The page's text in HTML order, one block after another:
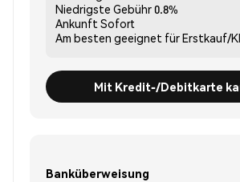
Niedrigste Gebühr0.8%
Ankunft Sofort
Am besten geeignet fürErstkauf/
Mit Kredit-/Debitkarte
Banküberweisung